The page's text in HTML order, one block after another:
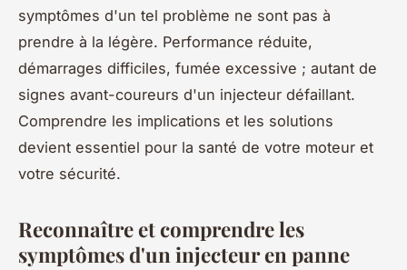
symptômes d'un tel problème ne sont pas à
prendre à la légère. Performance réduite,
démarrages difficiles, fumée excessive ; autant de
signes avant-coureurs d'un injecteur défaillant.
Comprendre les implications et les solutions
devient essentiel pour la santé de votre moteur et
votre sécurité.
Reconnaître et comprendre les
symptômes d'un injecteur en panne